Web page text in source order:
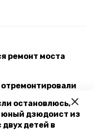
остановлюсь,
юный дзюдоист из
детей в
ремонт моста
губернатора